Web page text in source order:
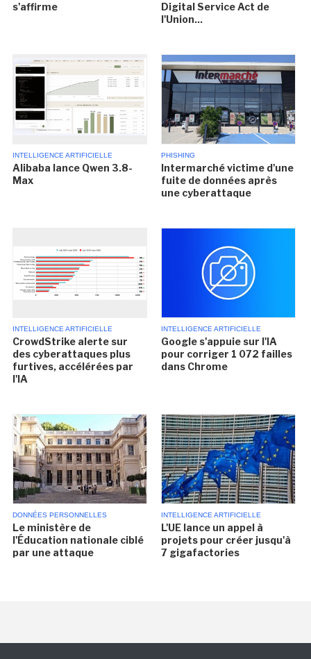
s'affirme
Digital Service Act de
l'Union...
INTELLIGENCE ARTIFICIELLE
Alibaba lance Qwen 3.8-
Max
PHISHING
Intermarché victime d'une
fuite de données après
une cyberattaque
INTELLIGENCE ARTIFICIELLE
CrowdStrike alerte sur
des cyberattaques plus
furtives, accélérées par
l'IA
INTELLIGENCE ARTIFICIELLE
Google s'appuie sur l'IA
pour corriger 1 072 failles
dans Chrome
DONNÉES PERSONNELLES
Le ministère de
l'Éducation nationale ciblé
par une attaque
INTELLIGENCE ARTIFICIELLE
L'UE lance un appel à
projets pour créer jusqu'à
7 gigafactories